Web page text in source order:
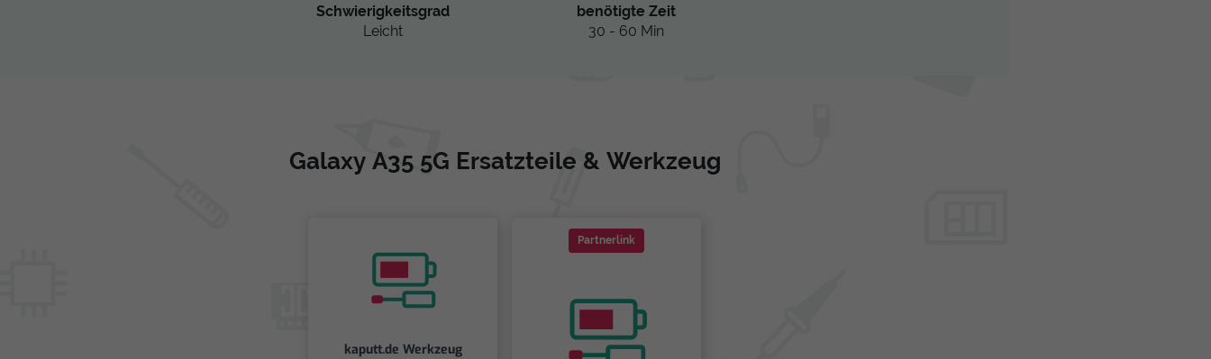
Schwierigkeitsgrad
Leicht
benötigte Zeit
30 - 60 Min
Galaxy A35 5G Ersatzteile & Werkzeug
kaputt.de Werkzeug
Partnerlink